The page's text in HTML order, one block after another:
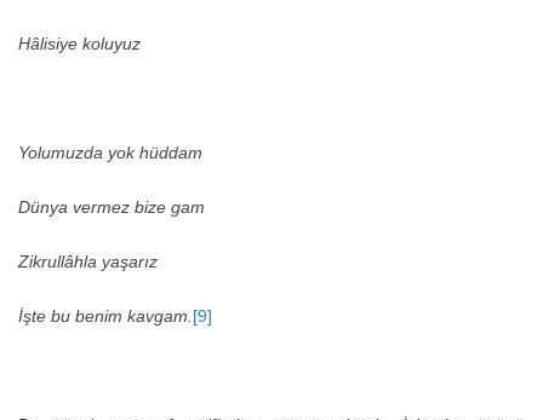
Hâlisiye koluyuz
Yolumuzda yok hüddam
Dünya vermez bize gam
Zikrullâhla yaşarız
İşte bu benim kavgam. [9]